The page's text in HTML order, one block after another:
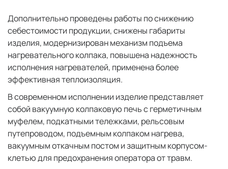
Дополнительно проведены работы по снижению
себестоимости продукции, снижены габариты
изделия, модернизирован механизм подъема
нагревательного колпака, повышена надежность
исполнения нагревателей, применена более
эффективная теплоизоляция.
В современном исполнении изделие представляет
собой вакуумную колпаковую печь с герметичным
муфелем, подкатными тележками, рельсовым
путепроводом, подъемным колпаком нагрева,
вакуумным откачным постом и защитным корпусом-
клетью для предохранения оператора от травм.